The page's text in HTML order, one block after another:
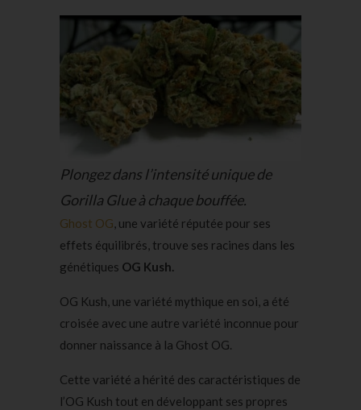
Plongez dans l’intensité unique de
Gorilla Glue à chaque bouffée.
Ghost OG, une variété réputée pour ses
effets équilibrés, trouve ses racines dans les
génétiques OG Kush.
OG Kush, une variété mythique en soi, a été
croisée avec une autre variété inconnue pour
donner naissance à la Ghost OG.
Cette variété a hérité des caractéristiques de
l’OG Kush tout en développant ses propres